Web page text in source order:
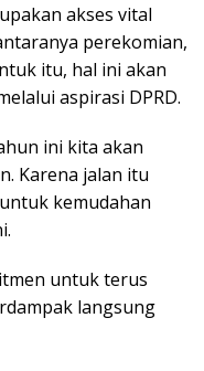
akses vital
perekomian,
itu, hal ini akan
aspirasi DPRD.
ini kita akan
Karena jalan itu
kemudahan
untuk terus
langsung